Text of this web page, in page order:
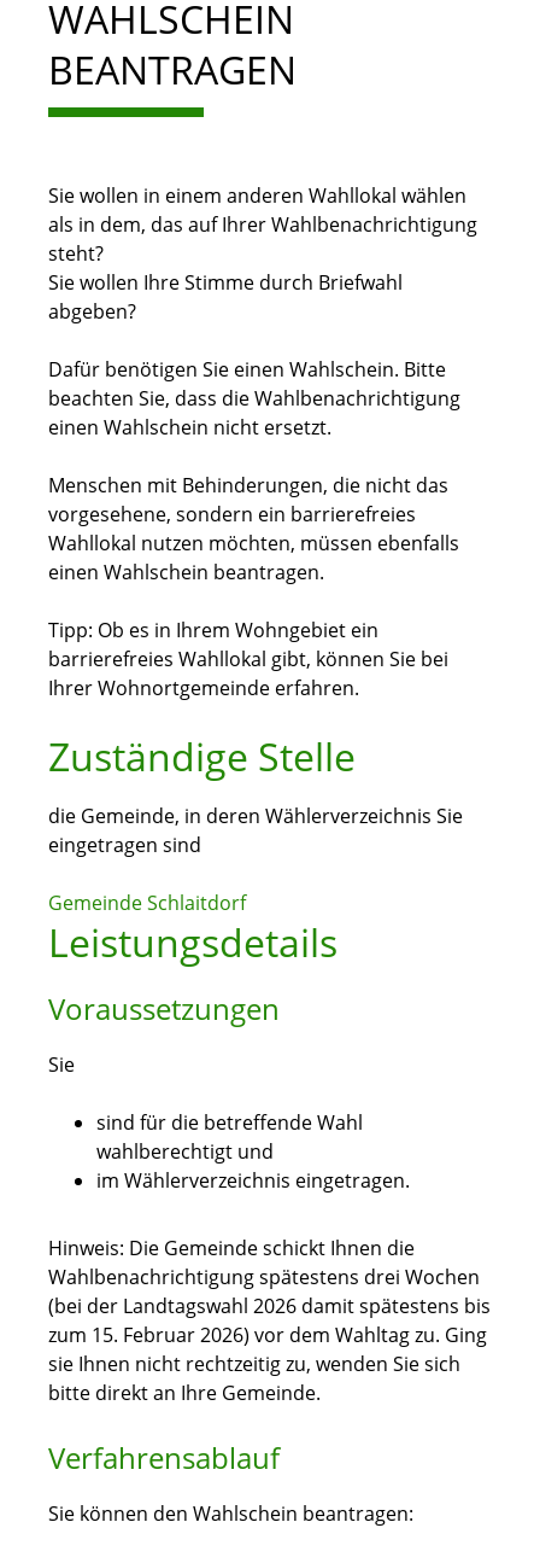
WAHLSCHEIN
BEANTRAGEN
Sie wollen in einem anderen Wahllokal wählen
als in dem, das auf Ihrer Wahlbenachrichtigung
steht?
Sie wollen Ihre Stimme durch Briefwahl
abgeben?
Dafür benötigen Sie einen Wahlschein. Bitte
beachten Sie, dass die Wahlbenachrichtigung
einen Wahlschein nicht ersetzt.
Menschen mit Behinderungen, die nicht das
vorgesehene, sondern ein barrierefreies
Wahllokal nutzen möchten, müssen ebenfalls
einen Wahlschein beantragen.
Tipp: Ob es in Ihrem Wohngebiet ein
barrierefreies Wahllokal gibt, können Sie bei
Ihrer Wohnortgemeinde erfahren.
Zuständige Stelle
die Gemeinde, in deren Wählerverzeichnis Sie
eingetragen sind
Gemeinde Schlaitdorf
Leistungsdetails
Voraussetzungen
Sie
sind für die betreffende Wahl
wahlberechtigt und
im Wählerverzeichnis eingetragen.
Hinweis: Die Gemeinde schickt Ihnen die
Wahlbenachrichtigung spätestens drei Wochen
(bei der Landtagswahl 2026 damit spätestens bis
zum 15. Februar 2026) vor dem Wahltag zu. Ging
sie Ihnen nicht rechtzeitig zu, wenden Sie sich
bitte direkt an Ihre Gemeinde.
Verfahrensablauf
Sie können den Wahlschein beantragen: